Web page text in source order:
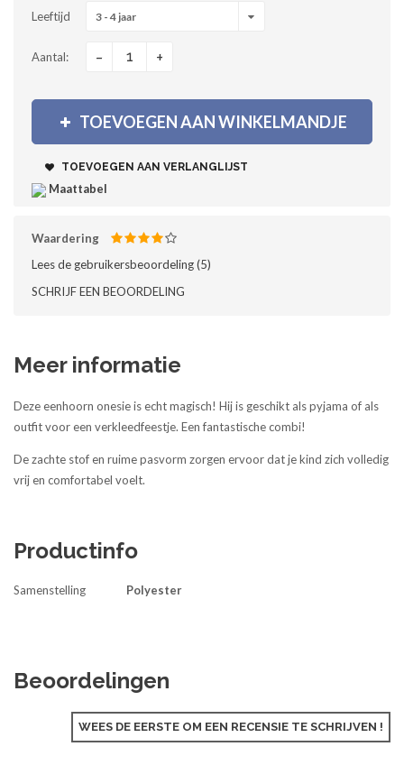
Leeftijd 3 - 4 jaar
Aantal: - +
TOEVOEGEN AAN WINKELMANDJE
TOEVOEGEN AAN VERLANGLIJST
Maattabel
Waardering
Lees de gebruikersbeoordeling (5)‎
SCHRIJF EEN BEOORDELING
Meer informatie
Deze eenhoorn onesie is echt magisch! Hij is geschikt als pyjama of als
outfit voor een verkleedfeestje. Een fantastische combi!
De zachte stof en ruime pasvorm zorgen ervoor dat je kind zich volledig
vrij en comfortabel voelt.
Productinfo
Samenstelling Polyester
Beoordelingen
WEES DE EERSTE OM EEN RECENSIE TE SCHRIJVEN !